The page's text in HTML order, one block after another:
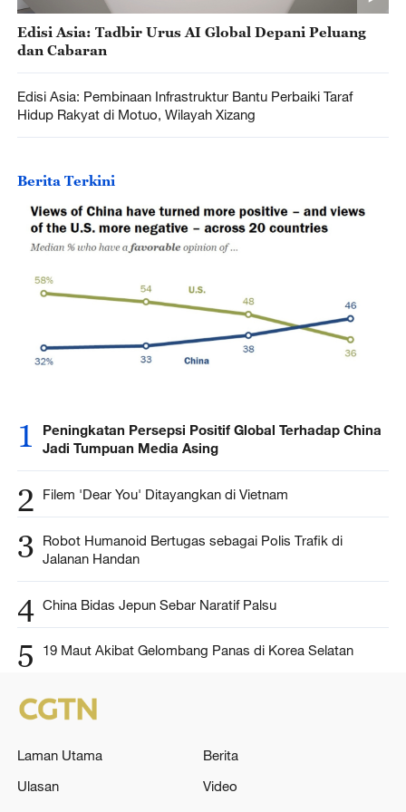
Edisi Asia: Tadbir Urus AI Global Depani Peluang
dan Cabaran
Edisi Asia: Pembinaan Infrastruktur Bantu Perbaiki Taraf
Hidup Rakyat di Motuo, Wilayah Xizang
Berita Terkini
1
Peningkatan Persepsi Positif Global Terhadap China
Jadi Tumpuan Media Asing
2 Filem 'Dear You' Ditayangkan di Vietnam
3
Robot Humanoid Bertugas sebagai Polis Trafik di
Jalanan Handan
4 China Bidas Jepun Sebar Naratif Palsu
5 19 Maut Akibat Gelombang Panas di Korea Selatan
Laman Utama
Berita
Ulasan
Video